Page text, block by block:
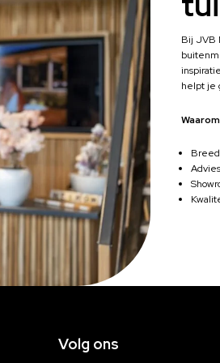
Bij JVB
helpt je
Volg ons